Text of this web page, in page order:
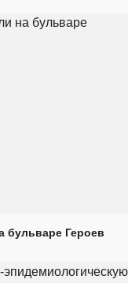
бульваре Героев